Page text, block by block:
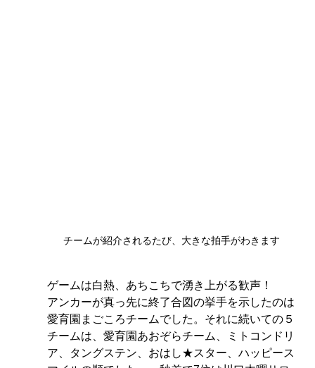
チームが紹介されるたび、大きな拍手がわきます
ゲームは白熱、あちこちで湧き上がる歓声！
アンカーが真っ先に終了合図の挙手を示したのは
愛育園まごころチームでした。それに続いての５
チームは、愛育園あおぞらチーム、ミトコンドリ
ア、タングステン、おはし★スター、ハッピース